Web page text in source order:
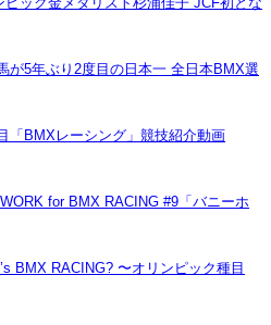
が5年ぶり2度目の日本一 全日本BMX選
「BMXレーシング」競技紹介動画
for BMX RACING #9「バニーホ
BMX RACING? 〜オリンピック種目